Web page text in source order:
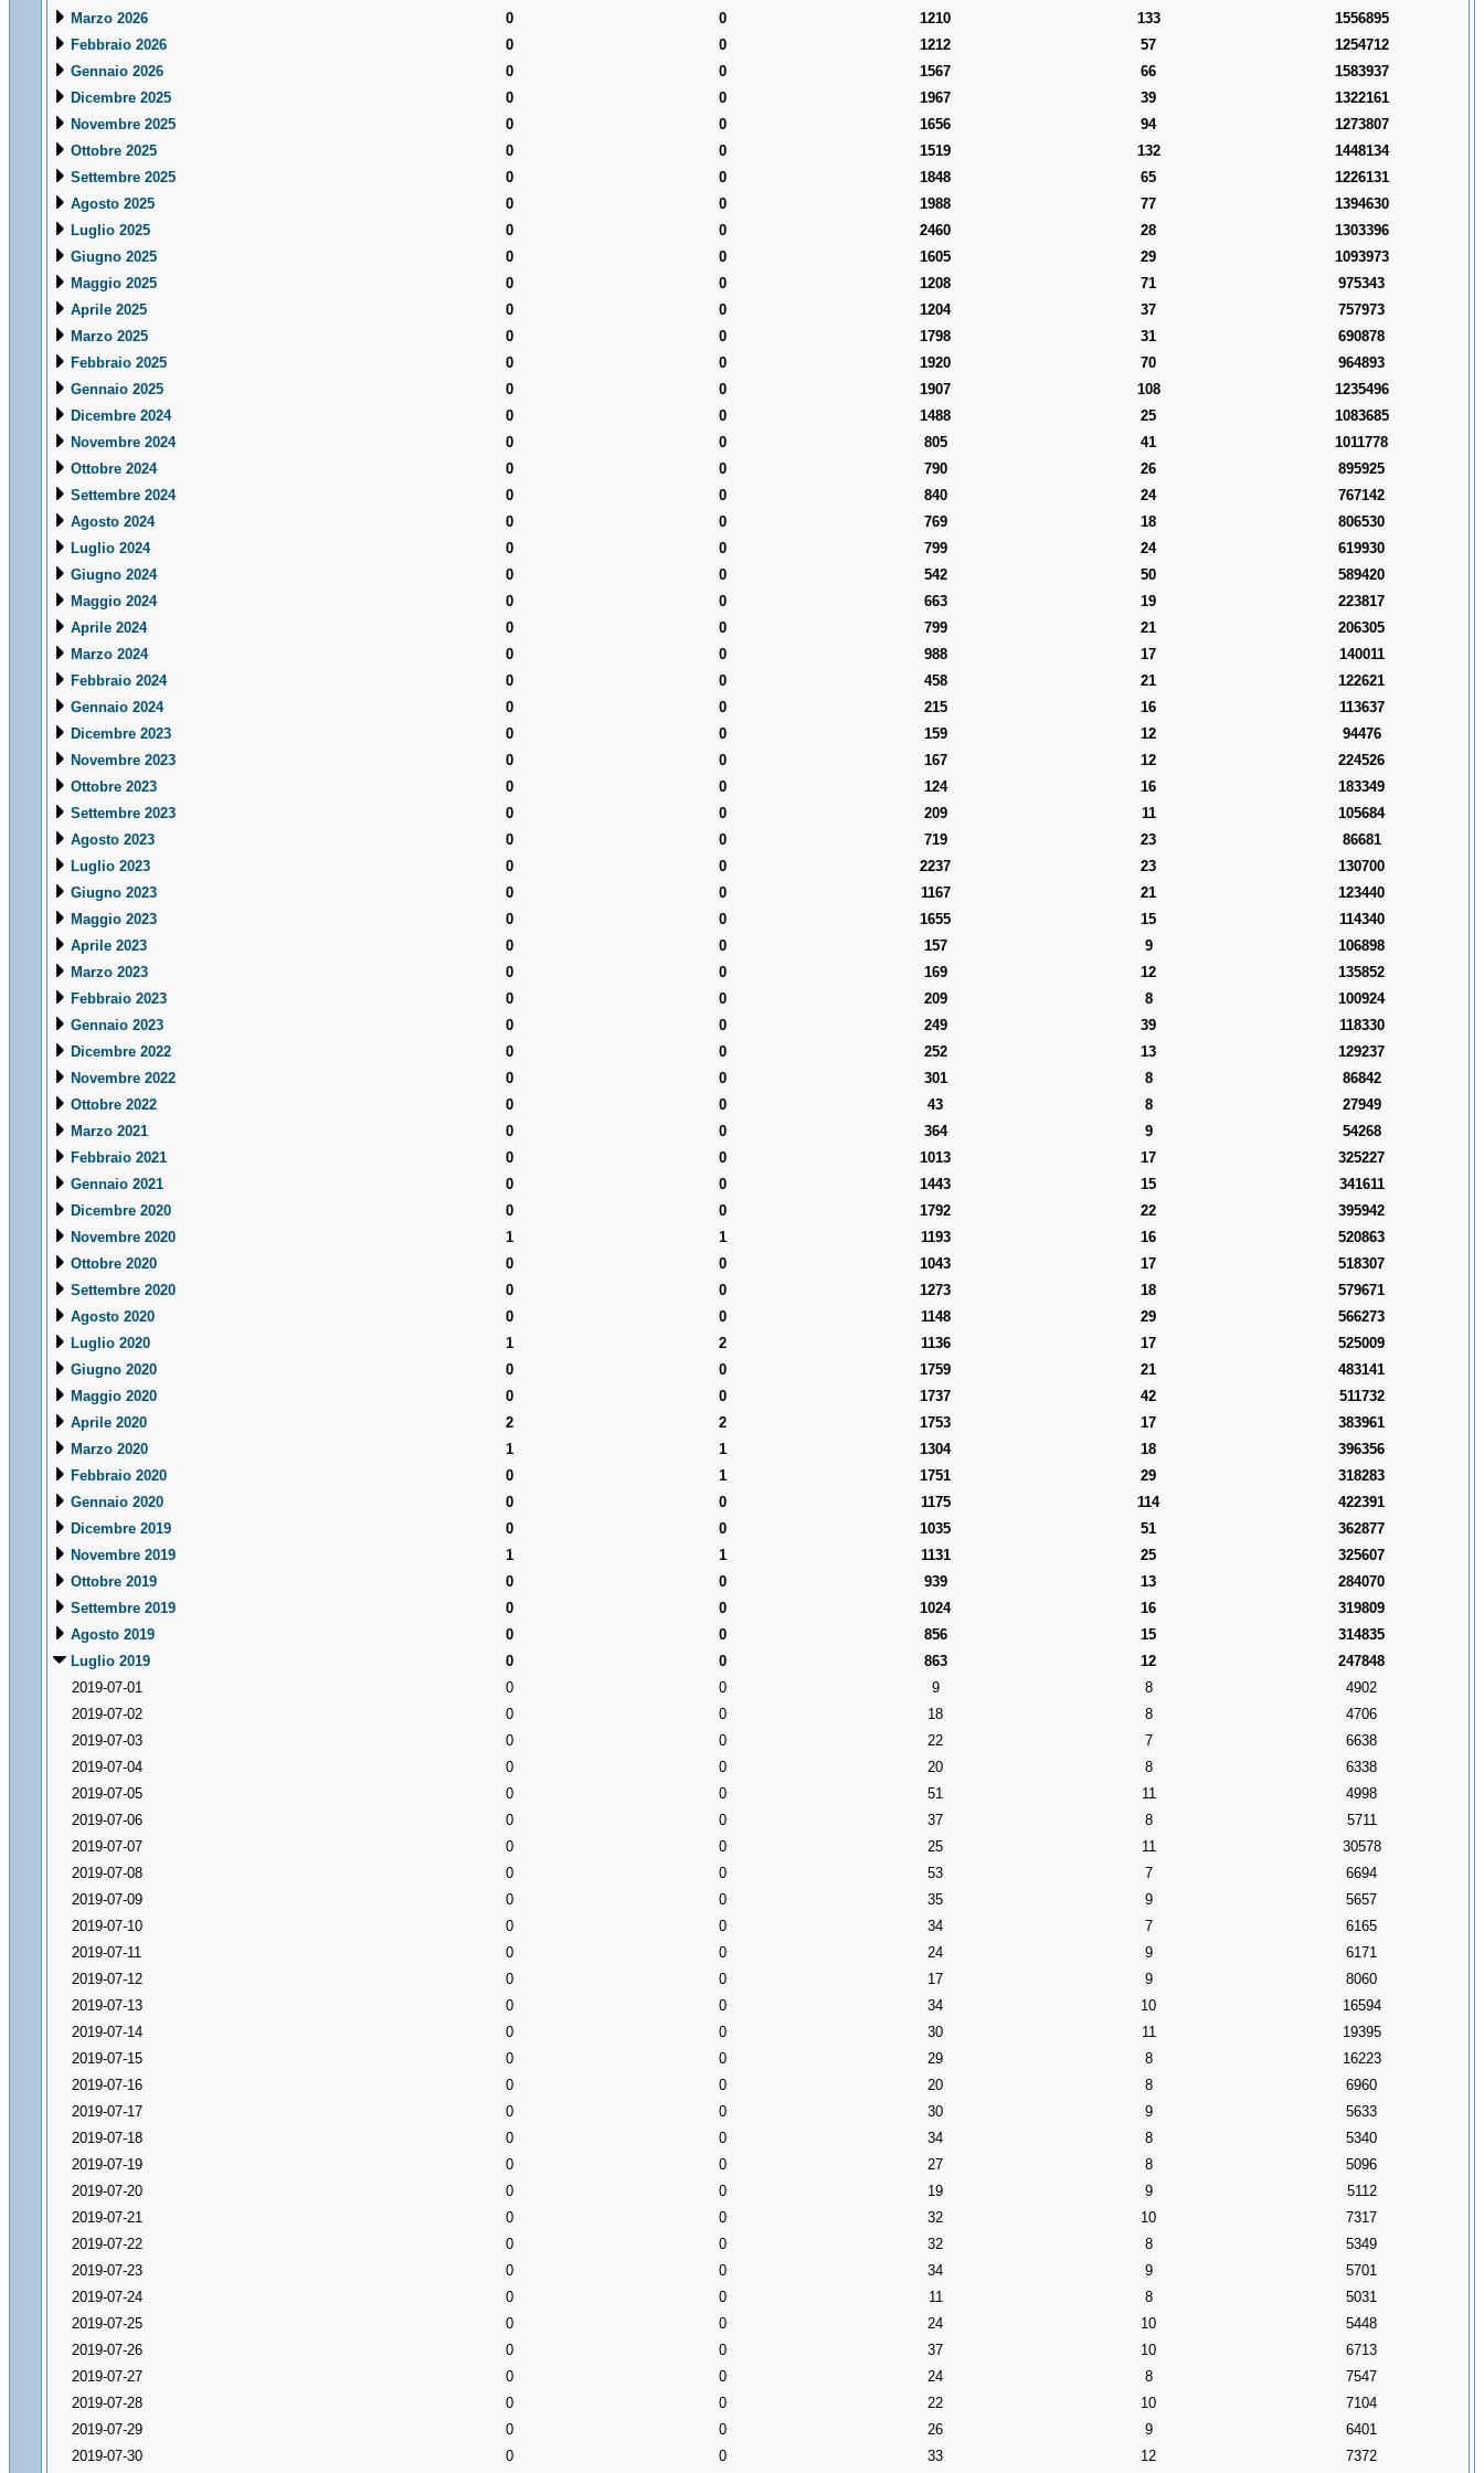
Marzo 2026 0 0 1210 133
1556895
Febbraio 2026
0 0 1212 57
1254712
Gennaio 2026
0 0 1567 66
1583937
Dicembre 2025
0 0 1967 39
1322161
Novembre 2025
0 0 1656 94
1273807
Ottobre 2025
0 0 1519 132
1448134
Settembre 2025
0 0 1848 65
1226131
Agosto 2025
0 0 1988 77
1394630
Luglio 2025
0 0 2460 28
1303396
Giugno 2025
0 0 1605 29
1093973
Maggio 2025
0 0 1208 71
975343
Aprile 2025
0 0 1204 37
757973
Marzo 2025
0 0 1798 31
690878
Febbraio 2025
0 0 1920 70
964893
Gennaio 2025
0 0 1907 108
1235496
Dicembre 2024
0 0 1488 25
1083685
Novembre 2024
0 0 805 41
1011778
Ottobre 2024
0 0 790 26
895925
Settembre 2024
0 0 840 24
767142
Agosto 2024
0 0 769 18
806530
Luglio 2024
0 0 799 24
619930
Giugno 2024
0 0 542 50
589420
Maggio 2024
0 0 663 19
223817
Aprile 2024
0 0 799 21
206305
Marzo 2024
0 0 988 17
140011
Febbraio 2024
0 0 458 21
122621
Gennaio 2024
0 0 215 16
113637
Dicembre 2023
0 0 159 12
94476
Novembre 2023
0 0 167 12
224526
Ottobre 2023
0 0 124 16
183349
Settembre 2023
0 0 209 11
105684
Agosto 2023
0 0 719 23
86681
Luglio 2023
0 0 2237 23
130700
Giugno 2023
0 0 1167 21
123440
Maggio 2023
0 0 1655 15
114340
Aprile 2023
0 0 157 9
106898
Marzo 2023
0 0 169 12
135852
Febbraio 2023
0 0 209 8
100924
Gennaio 2023
0 0 249 39
118330
Dicembre 2022
0 0 252 13
129237
Novembre 2022
0 0 301 8
86842
Ottobre 2022
0 0 43 8
27949
Marzo 2021
0 0 364 9
54268
Febbraio 2021
0 0 1013 17
325227
Gennaio 2021
0 0 1443 15
341611
Dicembre 2020
0 0 1792 22
395942
Novembre 2020
1 1 1193 16
520863
Ottobre 2020
0 0 1043 17
518307
Settembre 2020
0 0 1273 18
579671
Agosto 2020
0 0 1148 29
566273
Luglio 2020
1 2 1136 17
525009
Giugno 2020
0 0 1759 21
483141
Maggio 2020
0 0 1737 42
511732
Aprile 2020
2 2 1753 17
383961
Marzo 2020
1 1 1304 18
396356
Febbraio 2020
0 1 1751 29
318283
Gennaio 2020
0 0 1175 114
422391
Dicembre 2019
0 0 1035 51
362877
Novembre 2019
1 1 1131 25
325607
Ottobre 2019
0 0 939 13
284070
Settembre 2019
0 0 1024 16
319809
Agosto 2019
0 0 856 15
314835
Luglio 2019
0 0 863 12
247848
2019-07-01
0 0 9 8
4902
2019-07-02
0 0 18 8
4706
2019-07-03
0 0 22 7
6638
2019-07-04
0 0 20 8
6338
2019-07-05
0 0 51 11
4998
2019-07-06
0 0 37 8
5711
2019-07-07
0 0 25 11
30578
2019-07-08
0 0 53 7
6694
2019-07-09
0 0 35 9
5657
2019-07-10
0 0 34 7
6165
2019-07-11
0 0 24 9
6171
2019-07-12
0 0 17 9
8060
2019-07-13
0 0 34 10
16594
2019-07-14
0 0 30 11
19395
2019-07-15
0 0 29 8
16223
2019-07-16
0 0 20 8
6960
2019-07-17
0 0 30 9
5633
2019-07-18
0 0 34 8
5340
2019-07-19
0 0 27 8
5096
2019-07-20
0 0 19 9
5112
2019-07-21
0 0 32 10
7317
2019-07-22
0 0 32 8
5349
2019-07-23
0 0 34 9
5701
2019-07-24
0 0 11 8
5031
2019-07-25
0 0 24 10
5448
2019-07-26
0 0 37 10
6713
2019-07-27
0 0 24 8
7547
2019-07-28
0 0 22 10
7104
2019-07-29
0 0 26 9
6401
2019-07-30
0 0 33 12 7372